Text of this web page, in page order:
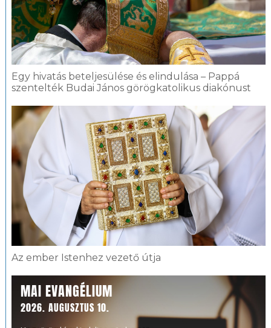
Egy hivatás beteljesülése és elindulása – Pappá
szentelték Budai János görögkatolikus diakónust
Az ember Istenhez vezető útja
MAI EVANGÉLIUM
2026. AUGUSZTUS 10.